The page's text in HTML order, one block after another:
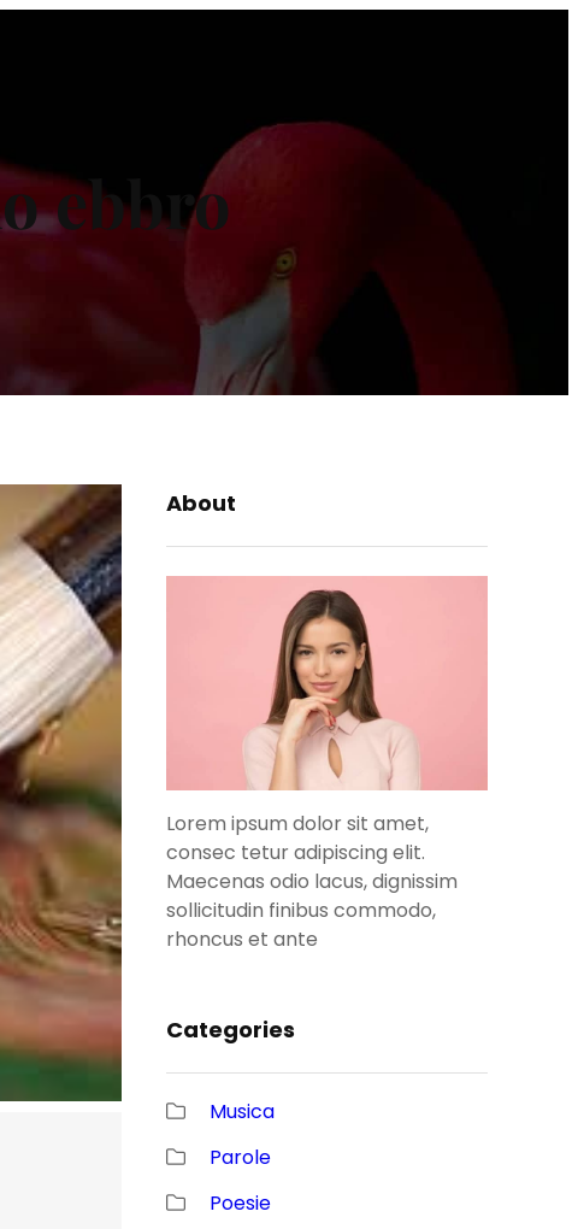
ebbro
About
Lorem ipsum dolor sit amet,
consec tetur adipiscing elit.
Maecenas odio lacus, dignissim
sollicitudin finibus commodo,
rhoncus et ante
Categories
Musica
Parole
Poesie